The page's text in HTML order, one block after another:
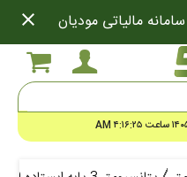
مالیاتی مودیان close